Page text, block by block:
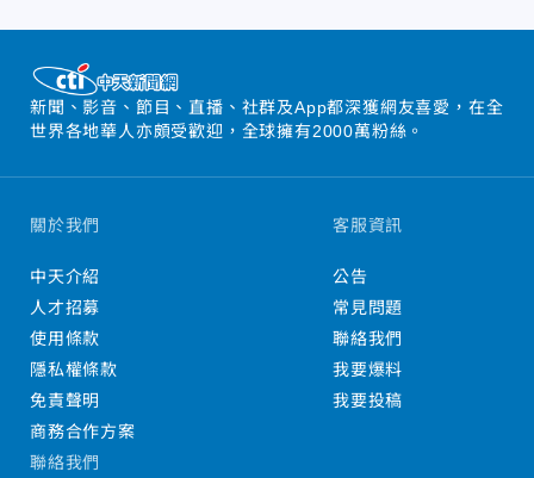
新聞、影音、節目、直播、社群及App都深獲網友喜愛，在全
世界各地華人亦頗受歡迎，全球擁有2000萬粉絲。
關於我們
中天介紹
人才招募
使用條款
隱私權條款
免責聲明
商務合作方案
客服資訊
公告
常見問題
聯絡我們
我要爆料
我要投稿
聯絡我們